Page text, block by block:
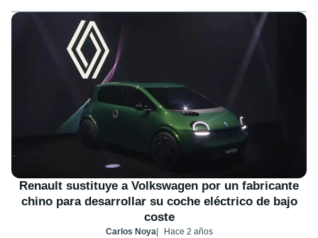
Renault sustituye a Volkswagen por un fabricante
chino para desarrollar su coche eléctrico de bajo
coste
Carlos Noya Hace 2 años